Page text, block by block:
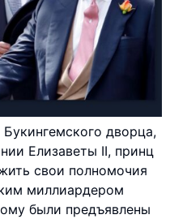
дворца,
Елизаветы II, принц
свои полномочия
миллиардером
были предъявлены